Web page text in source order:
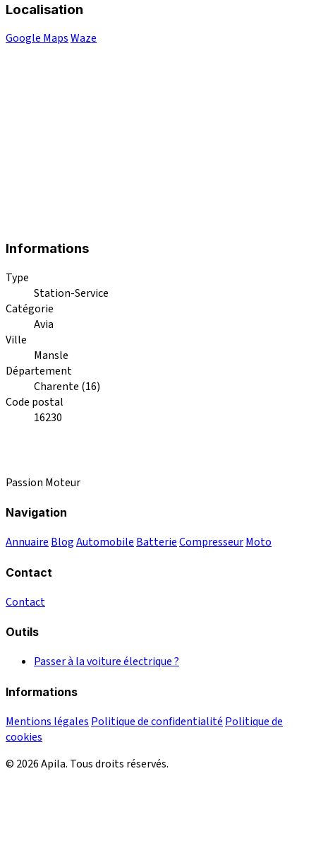
Localisation
Google MapsWaze
Informations
Type
Station-Service
Catégorie
Avia
Ville
Mansle
Département
Charente (16)
Code postal
16230
Passion Moteur
Navigation
Annuaire BlogAutomobile BatterieCompresseurMoto
Contact
Contact
Outils
Passer à la voiture électrique ?
Informations
Mentions légales Politique de confidentialité Politique de
cookies
© 2026 Apila. Tous droits réservés.